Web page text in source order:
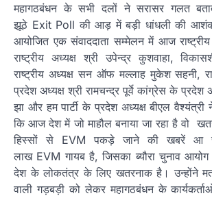
महागठबंधन के सभी दलों ने सरासर गलत
झूठे Exit Poll की आड़ में बड़ी धांधली की आशंका
आयोजित एक संवाददाता सम्मेलन में आज
राष्ट्रीय अध्यक्ष श्री उपेन्द्र कुशवाहा,
राष्ट्रीय अध्यक्ष सन ऑफ मल्लाह मुकेश सहनी,
प्रदेश अध्यक्ष श्री रामचन्द्र पूर्वे कांग्रेस के प्रदेश
झा और हम पार्टी के प्रदेश अध्‍यक्ष बीएल
कि आज देश में जो माहौल बनाया जा रहा है वो
हिस्सों से EVM पकड़े जाने की खबरें आ
लाख EVM गायब है, जिसका ब्‍यौरा चुनाव
देश के लोकतंत्र के लिए खतरनाक है। उन्‍होंने
वाली गड़बड़ी को लेकर महागठबंधन के